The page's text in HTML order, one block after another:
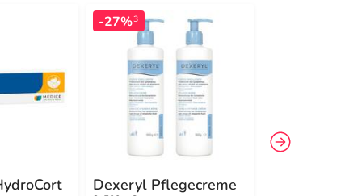
-27%3
Dexeryl Pflegecreme